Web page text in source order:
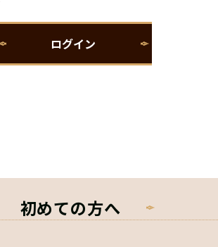
初めての方へ